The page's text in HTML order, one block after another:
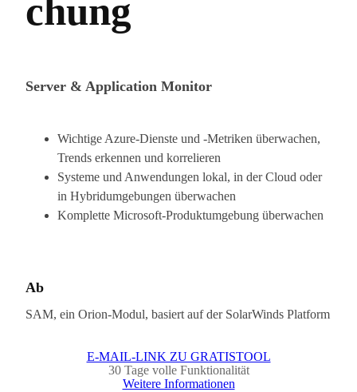
chung
Server & Application Monitor
Wichtige Azure-Dienste und ‑Metriken überwachen,
Trends erkennen und korrelieren
Systeme und Anwendungen lokal, in der Cloud oder
in Hybridumgebungen überwachen
Komplette Microsoft-Produktumgebung überwachen
Ab
SAM, ein Orion-Modul, basiert auf der SolarWinds Platform
E-MAIL-LINK ZU GRATISTOOL
30 Tage volle Funktionalität
Weitere Informationen